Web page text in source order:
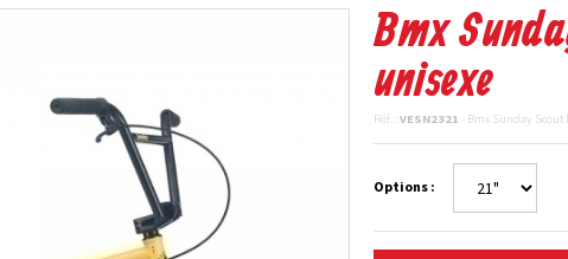
Bmx
unisexe
Réf. :VESN2321 - Bmx Sunday
Options :